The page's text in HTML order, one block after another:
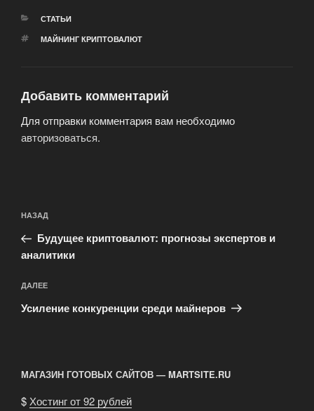
РУБРИКИ
СТАТЬИ
МЕТКИ
МАЙНИНГ КРИПТОВАЛЮТ
Добавить комментарий
Для отправки комментария вам необходимо
авторизоваться.
по
записям
Предыдущая
запись:
НАЗАД
Будущее криптовалют: прогнозы экспертов и
аналитики
Следующая
запись
ДАЛЕЕ
Усиление конкуренции среди майнеров
МАГАЗИН ГОТОВЫХ САЙТОВ — MARTSITE.RU
$Хостинг от 92 рублей